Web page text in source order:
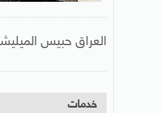
العراق حبيس
خدمات